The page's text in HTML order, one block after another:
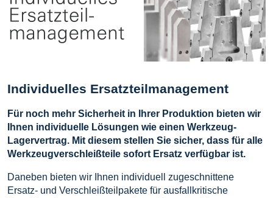
Individuelles Ersatzteilmanagement
Für noch mehr Sicherheit in Ihrer Produktion bieten wir
Ihnen individuelle Lösungen wie einen Werkzeug-
Lagervertrag. Mit diesem stellen Sie sicher, dass für alle
Werkzeugverschleißteile sofort Ersatz verfügbar ist.
Daneben bieten wir Ihnen individuell zugeschnittene
Ersatz- und Verschleißteilpakete für ausfallkritische